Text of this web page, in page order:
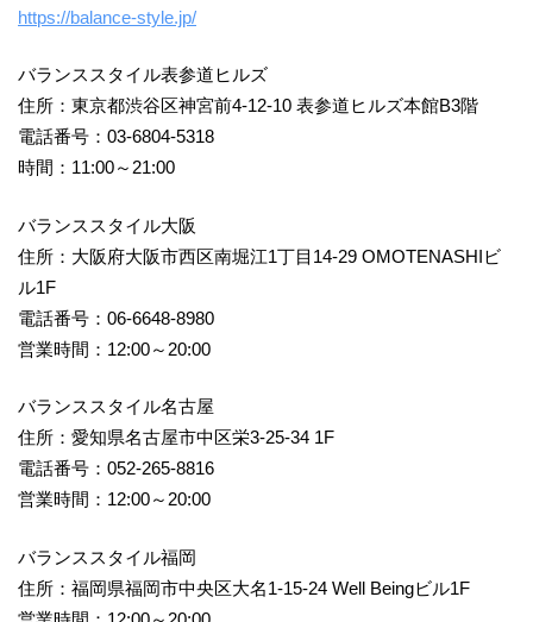
https://balance-style.jp/
バランススタイル表参道ヒルズ
住所：東京都渋谷区神宮前4-12-10 表参道ヒルズ本館B3階
電話番号：03-6804-5318
時間：11:00～21:00
バランススタイル大阪
住所：大阪府大阪市西区南堀江1丁目14-29 OMOTENASHIビ
ル1F
電話番号：06-6648-8980
営業時間：12:00～20:00
バランススタイル名古屋
住所：愛知県名古屋市中区栄3-25-34 1F
電話番号：052-265-8816
営業時間：12:00～20:00
バランススタイル福岡
住所：福岡県福岡市中央区大名1-15-24 Well Beingビル1F